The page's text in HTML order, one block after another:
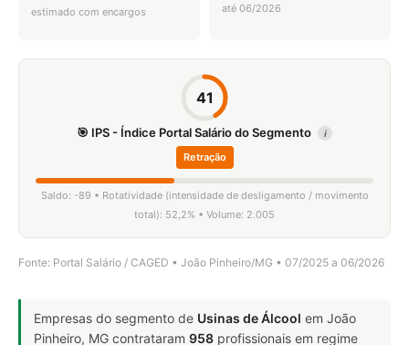
estimado com encargos até 06/2026
41
🎯 IPS - Índice Portal Salário do Segmento i
Retração
Saldo: -89 • Rotatividade (intensidade de desligamento / movimento
total): 52,2% • Volume: 2.005
Fonte: Portal Salário / CAGED • João Pinheiro/MG • 07/2025 a 06/2026
Empresas do segmento de Usinas de Álcool em João
Pinheiro, MG contrataram 958 profissionais em regime